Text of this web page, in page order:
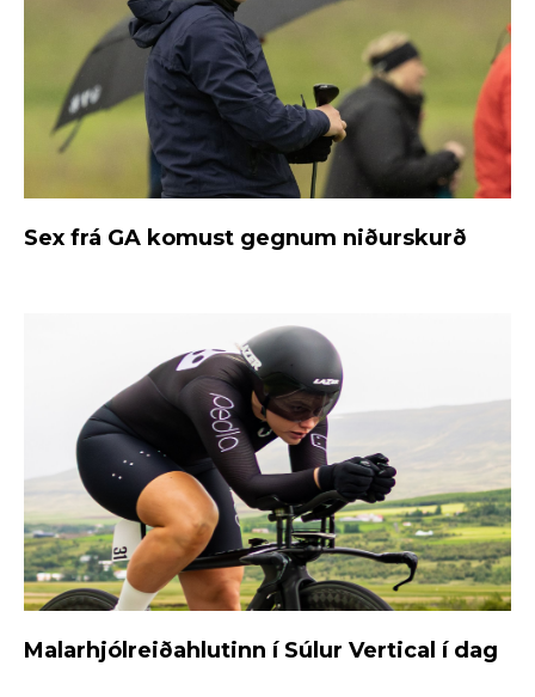
Sex frá GA komust gegnum niðurskurð
Malarhjólreiðahlutinn í Súlur Vertical í dag